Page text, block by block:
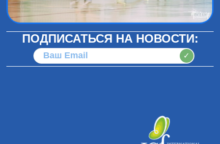
ПОДПИСАТЬСЯ НА НОВОСТИ:
✓